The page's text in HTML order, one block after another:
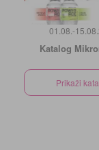
01.08.-
Katalog
Prikaži